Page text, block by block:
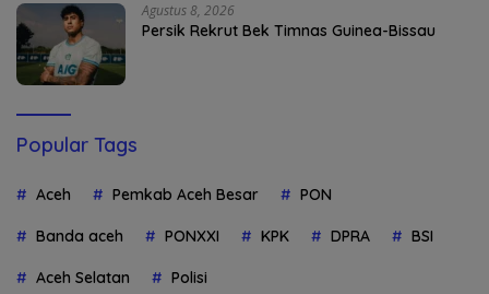
Agustus 8, 2026
Persik Rekrut Bek Timnas Guinea-Bissau
Popular Tags
Aceh Pemkab Aceh Besar PON
Banda aceh PONXXI KPK DPRA BSI
Aceh Selatan Polisi